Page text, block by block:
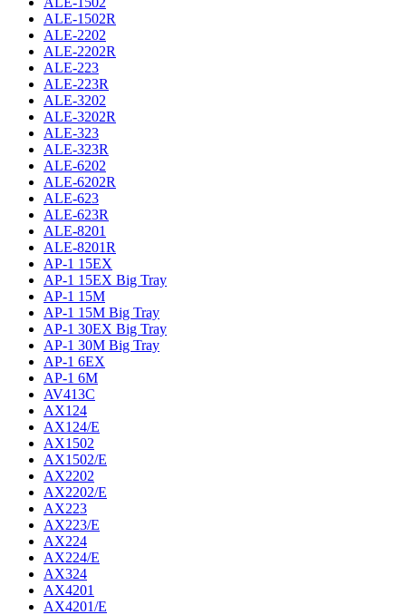
ALE-1502R
ALE-2202
ALE-2202R
ALE-223
ALE-223R
ALE-3202
ALE-3202R
ALE-323
ALE-323R
ALE-6202
ALE-6202R
ALE-623
ALE-623R
ALE-8201
ALE-8201R
AP-1 15EX
AP-1 15EX Big Tray
AP-1 15M
AP-1 15M Big Tray
AP-1 30EX Big Tray
AP-1 30M Big Tray
AP-1 6EX
AP-1 6M
AV413C
AX124
AX124/E
AX1502
AX1502/E
AX2202
AX2202/E
AX223
AX223/E
AX224
AX224/E
AX324
AX4201
AX4201/E